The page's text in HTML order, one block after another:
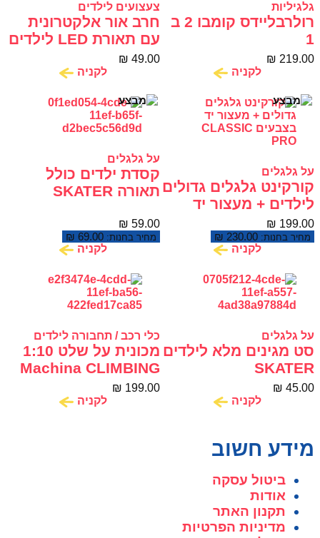
גלגיליות
רולרבליידס קומבו 2 ב
1
₪ 219.00
לקניה
צעצועים לילדים
חרב אור אלקטרונית
עם תאורת LED לילדים
₪ 49.00
לקניה
על גלגלים
קורקינט גלגלים גדולים
לילדים + מעצור יד
PRO
מחיר בחנות: ₪ 230.00
₪ 199.00
לקניה
על גלגלים
קסדת ילדים כולל
תאורה SKATER
מחיר בחנות: ₪ 69.00
₪ 59.00
לקניה
על גלגלים
סט מגינים מלא לילדים
SKATER
₪ 45.00
לקניה
כלי רכב / תחבורה לילדים
מכונית על שלט 1:10
Machina CLIMBING
PRO
₪ 199.00
לקניה
מידע חשוב
ביטול עסקה
אודות
תקנון האתר
מדיניות הפרטיות